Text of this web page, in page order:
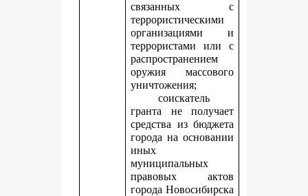
связанных с
террористическими
организациями и
террористами или с
распространением
оружия массового
уничтожения;
соискатель
гранта не получает
средства из бюджета
города на основании
иных
муниципальных
правовых актов
города Новосибирска